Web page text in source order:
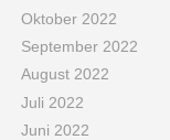
Oktober 2022
September 2022
August 2022
Juli 2022
Juni 2022